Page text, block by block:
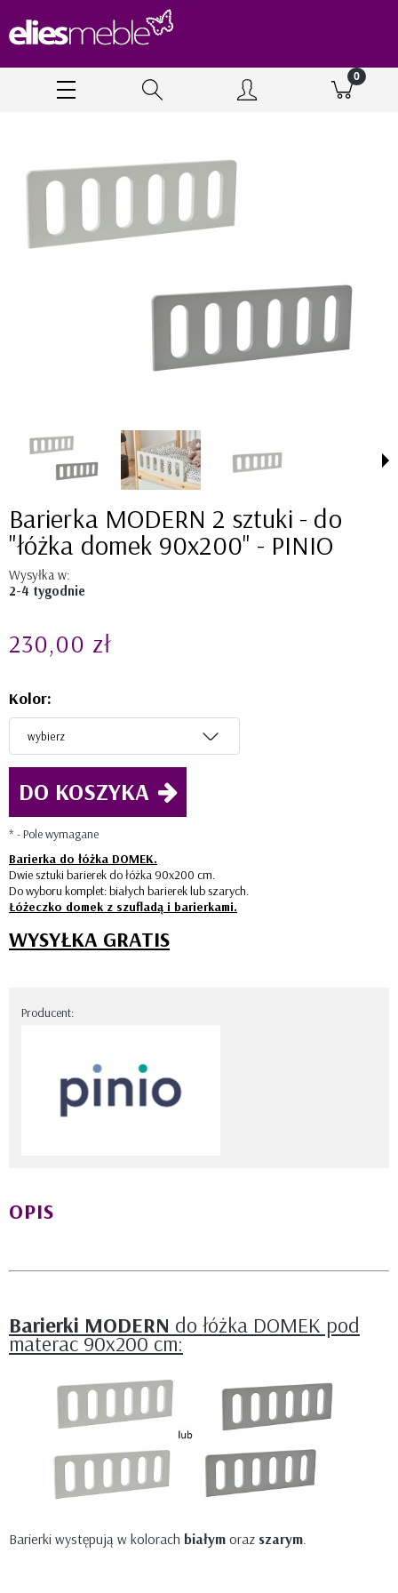
Barierka MODERN 2 sztuki - do
"łóżka domek 90x200" - PINIO
Wysyłka w:
2-4 tygodnie
230,00 zł
Kolor:
DO KOSZYKA
* - Pole wymagane
Barierka do łóżka DOMEK.
Dwie sztuki barierek do łóżka 90x200 cm.
Do wyboru komplet: białych barierek lub szarych.
Łóżeczko domek z szufladą i barierkami.
WYSYŁKA GRATIS
Producent:
OPIS
Barierki MODERN do łóżka DOMEK pod
materac 90x200 cm:
Barierki występują w kolorach białym oraz szarym